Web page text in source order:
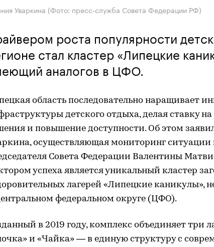
Уваркина (Фото: пресс-служба Совета Федерации РФ)
роста популярности
стал кластер «Липецкие
аналогов в ЦФО.
область последовательно наращивает
детского отдыха, делая ставку
и повышение доступности. Об этом
осуществляющая мониторинг
Совета Федерации Валентины
успеха является уникальный кластер
лагерей «Липецкие каникулы»,
федеральном округе (ЦФО).
в 2019 году, комплекс объединяет три
и «Чайка» — в единую структуру с